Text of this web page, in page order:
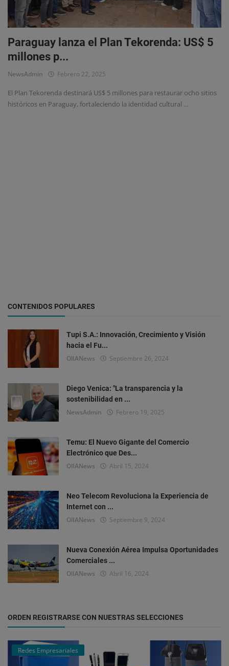
Eventos
Paraguay lanza el Plan Tekorenda: US$ 5
millones p...
NewsAdmin Febrero 22, 2025
El Plan Tekorenda destinará US$ 5 millones para restaurar ocho sitios
históricos en Paraguay, fortaleciendo la identidad cultural ...
CONTENIDOS POPULARES
Tupi S.A.: Innovación, Crecimiento y Visión
hacia el Fu...
OlIANews Septiembre 26, 2024
Diego Venica: "La transparencia y la
sostenibilidad en ...
NewsAdmin Febrero 19, 2025
Temu: El Nuevo Gigante del Comercio
Electrónico que Des...
OlIANews Abril 15, 2024
Neo Telecom Revoluciona la Experiencia de
Internet con ...
OlIANews Septiembre 9, 2024
Nueva Conexión Aérea Impulsa Oportunidades
Comerciales ...
OlIANews Abril 16, 2024
ORDEN REGISTRARSE CON NUESTRAS SELECCIONES
Redes Empresariales